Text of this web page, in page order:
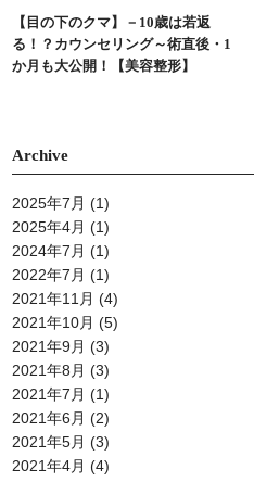
【目の下のクマ】－10歳は若返
る！？カウンセリング～術直後・1
か月も大公開！【美容整形】
Archive
2025年7月 (1)
2025年4月 (1)
2024年7月 (1)
2022年7月 (1)
2021年11月 (4)
2021年10月 (5)
2021年9月 (3)
2021年8月 (3)
2021年7月 (1)
2021年6月 (2)
2021年5月 (3)
2021年4月 (4)